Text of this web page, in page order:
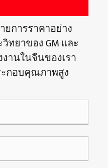
การราคาอย่าง
ทยาของ GM และ
านในจีนของเรา
กอบคุณภาพสูง